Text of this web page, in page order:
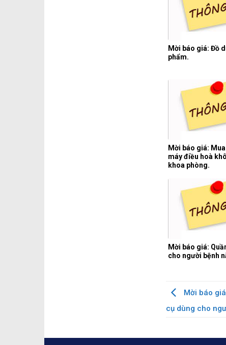
Mời báo giá: Đồ
phẩm.
Mời báo giá:
máy điều hoà
khoa phòng.
Mời báo giá:
cho người bệnh
Mời báo
cụ dùng cho